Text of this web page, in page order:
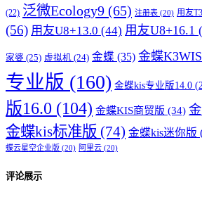
(22) 泛微Ecology9 (65) 注册表 (20) 用友
(56) 用友U8+13.0 (44) 用友U8+16.1
家婆 (25) 虚拟机 (24) 金蝶 (35) 金蝶
专业版 (160) 金蝶kis专业版14.0
版16.0 (104) 金蝶KIS商贸版 (34)
金蝶kis标准版 (74) 金蝶kis迷你版
蝶云星空企业版 (20) 阿里云 (20)
评论展示